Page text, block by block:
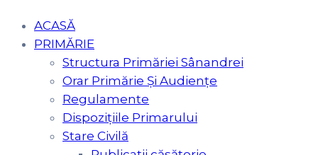
ACASĂ
PRIMĂRIE
Structura Primăriei Sânandrei
Orar Primărie Şi Audienţe
Regulamente
Dispozițiile Primarului
Stare Civilă